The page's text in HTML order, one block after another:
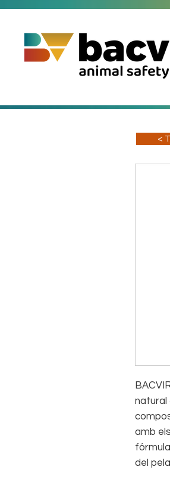
<
natural
amb
del